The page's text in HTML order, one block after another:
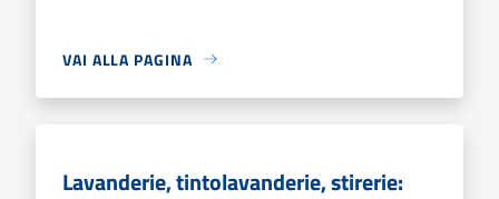
VAI ALLA PAGINA
Lavanderie, tintolavanderie, stirerie: